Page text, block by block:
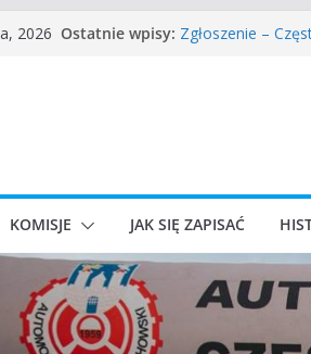
2026 Ostatnie wpisy: Zgłoszenie –
I Gliwicki Classic
KOMISJE JAK SIĘ ZAPISAĆ